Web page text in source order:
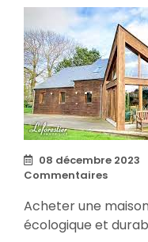
08 décembre 2023
Commentaires
Acheter une
écologique et